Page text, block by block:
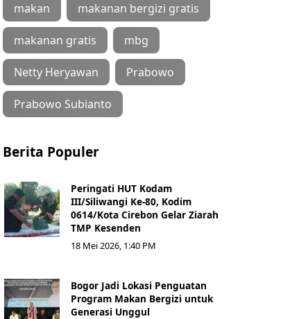
makan makanan bergizi gratis
makanan gratis mbg
Netty Heryawan Prabowo
Prabowo Subianto
Berita Populer
Peringati HUT Kodam
III/Siliwangi Ke-80, Kodim
0614/Kota Cirebon Gelar Ziarah
TMP Kesenden
18 Mei 2026, 1:40 PM
Bogor Jadi Lokasi Penguatan
Program Makan Bergizi untuk
Generasi Unggul